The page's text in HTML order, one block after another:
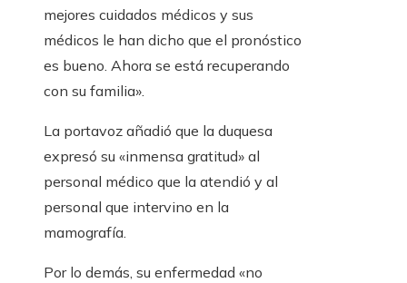
mejores cuidados médicos y sus
médicos le han dicho que el pronóstico
es bueno. Ahora se está recuperando
con su familia».
La portavoz añadió que la duquesa
expresó su «inmensa gratitud» al
personal médico que la atendió y al
personal que intervino en la
mamografía.
Por lo demás, su enfermedad «no